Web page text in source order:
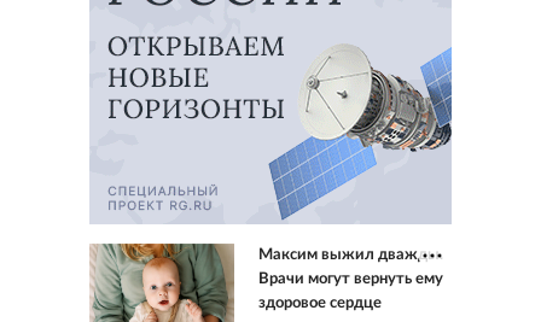
Максим выжил дважды.
Врачи могут вернуть ему
здоровое сердце